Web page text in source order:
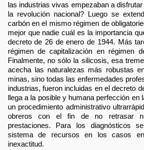
las industrias vivas empezaban a
la revolución nacional? Luego se
carbón en el mismo régimen de
mejor que nadie cuál es la importancia
decreto de 26 de enero de 1944. Más
régimen de capitalización en régimen
Finalmente, no sólo la silicosis, esa
acecha las naturalezas más robustas
minas, sino todas las enfermedades
industrias, fueron incluidas en el decreto
llega a la posible y humana perfección en
un procedimiento administrativo
obreros con el fin de no retrasar
prestaciones. Para los diagnósticos
sistema de recursos en los casos
inexactitud.